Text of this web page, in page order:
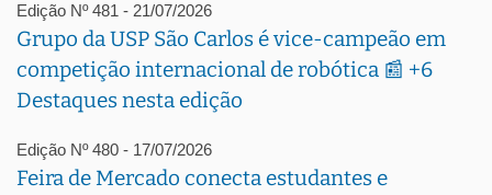
Edição Nº 481 - 21/07/2026
Grupo da USP São Carlos é vice-campeão em
competição internacional de robótica 📰 +6
Destaques nesta edição
Edição Nº 480 - 17/07/2026
Feira de Mercado conecta estudantes e